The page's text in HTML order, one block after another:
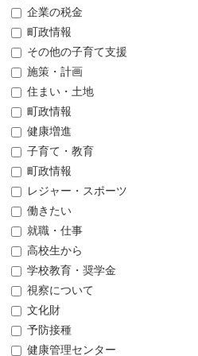
企業の税金
町政情報
その他の子育て支援
施策・計画
住まい・土地
町政情報
健康増進
子育て・教育
町政情報
レジャー・スポーツ
働きたい
就職・仕事
高校生から
学校教育・奨学金
視察について
文化財
予防接種
健康管理センター